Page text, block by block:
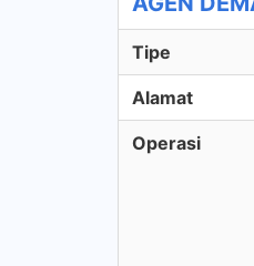
Tipe
Alamat
Operasi